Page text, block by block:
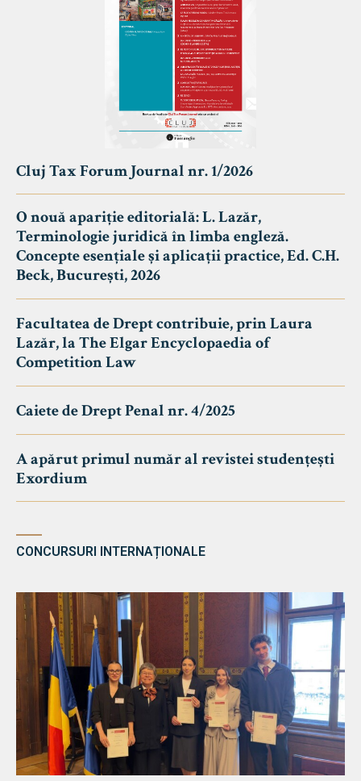
Cluj Tax Forum Journal nr. 1/2026
O nouă apariție editorială: L. Lazăr,
Terminologie juridică în limba engleză.
Concepte esențiale și aplicații practice, Ed. C.H.
Beck, București, 2026
Facultatea de Drept contribuie, prin Laura
Lazăr, la The Elgar Encyclopaedia of
Competition Law
Caiete de Drept Penal nr. 4/2025
A apărut primul număr al revistei studențești
Exordium
CONCURSURI INTERNAȚIONALE